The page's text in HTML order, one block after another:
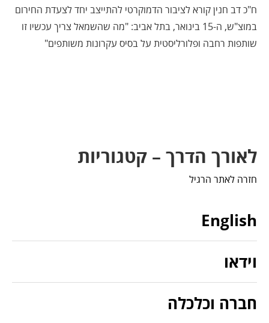
ח"כ דב חנין קורא לציבור הדמוקרטי להתייצב יחד לצעדת החירום
במוצ"ש, ה-15 בינואר, בתל אביב: "מה שהשמאל צריך עכשיו זו
שותפות רחבה ופלורליסטית על בסיס עקרונות משותפים"
לאורך הדרך – קטגוריות
חזרה לאתר הרגיל
English
וידאו
חברה וכלכלה